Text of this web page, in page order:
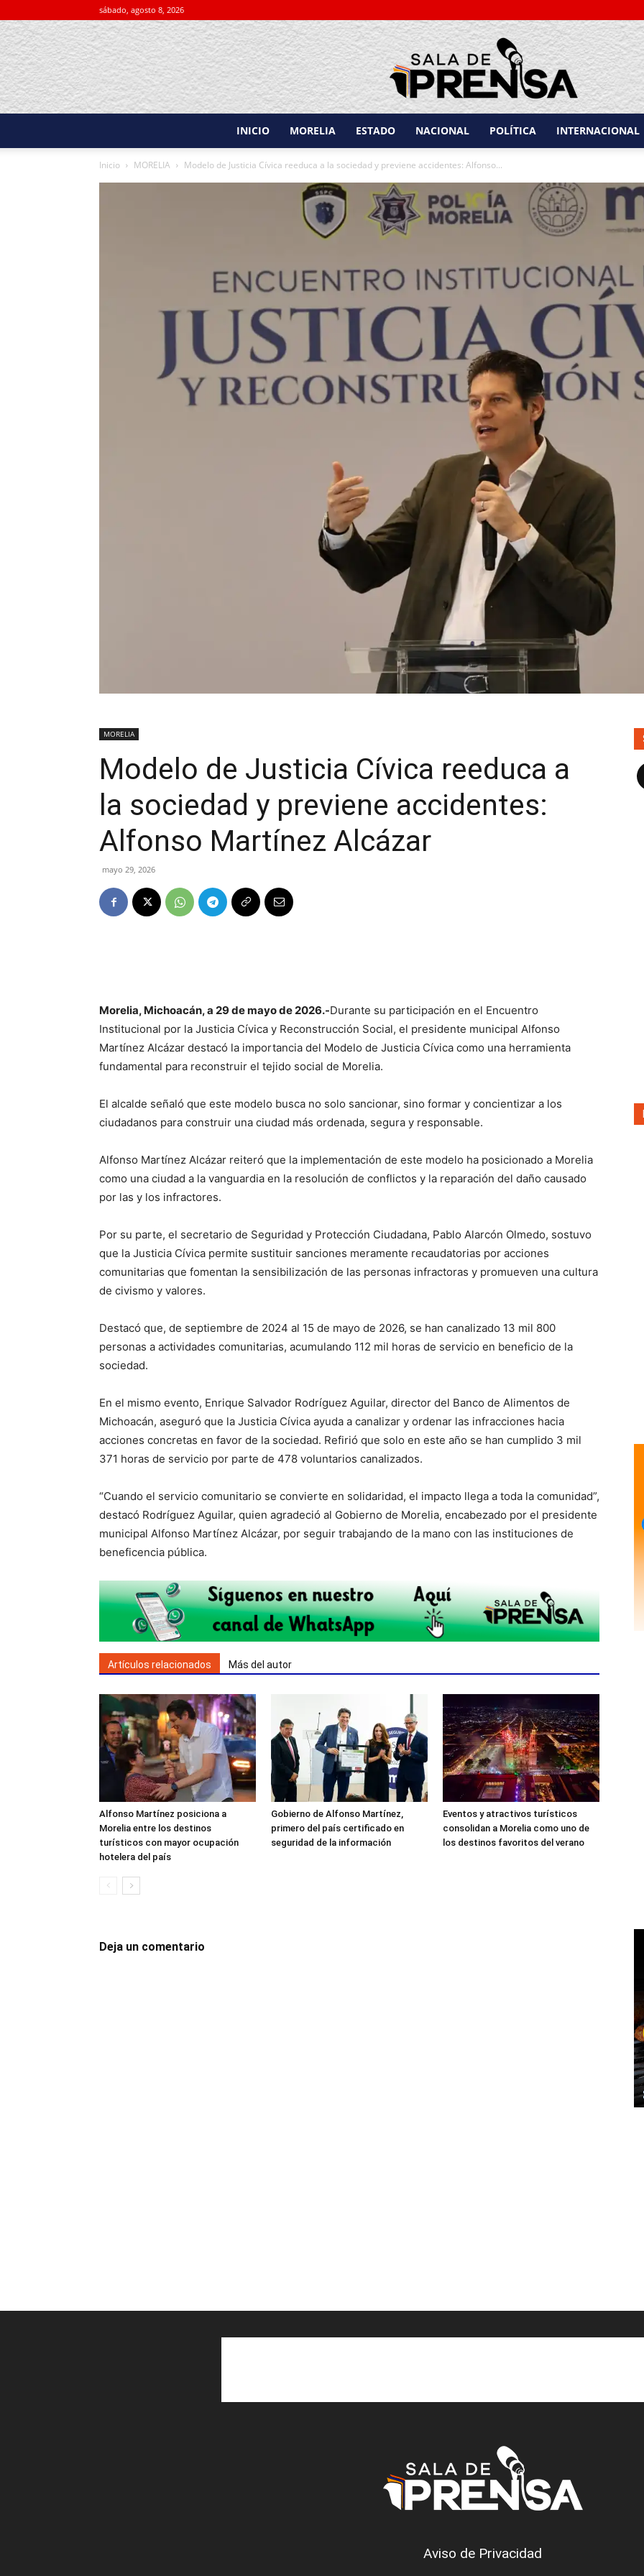
sábado, agosto 8, 2026
Prensa
Noticias
INICIO MORELIA ESTADO NACIONAL POLÍTICA INTERNACIONAL
Inicio MORELIA Modelo de Justicia Cívica reeduca a la sociedad y previene accidentes: Alfonso...
MORELIA
Modelo de Justicia Cívica reeduca a
la sociedad y previene accidentes:
Alfonso Martínez Alcázar
mayo 29, 2026
Morelia, Michoacán, a 29 de mayo de 2026.-Durante su participación en el Encuentro
Institucional por la Justicia Cívica y Reconstrucción Social, el presidente municipal Alfonso
Martínez Alcázar destacó la importancia del Modelo de Justicia Cívica como una herramienta
fundamental para reconstruir el tejido social de Morelia.
El alcalde señaló que este modelo busca no solo sancionar, sino formar y concientizar a los
ciudadanos para construir una ciudad más ordenada, segura y responsable.
Alfonso Martínez Alcázar reiteró que la implementación de este modelo ha posicionado a Morelia
como una ciudad a la vanguardia en la resolución de conflictos y la reparación del daño causado
por las y los infractores.
Por su parte, el secretario de Seguridad y Protección Ciudadana, Pablo Alarcón Olmedo, sostuvo
que la Justicia Cívica permite sustituir sanciones meramente recaudatorias por acciones
comunitarias que fomentan la sensibilización de las personas infractoras y promueven una cultura
de civismo y valores.
Destacó que, de septiembre de 2024 al 15 de mayo de 2026, se han canalizado 13 mil 800
personas a actividades comunitarias, acumulando 112 mil horas de servicio en beneficio de la
sociedad.
En el mismo evento, Enrique Salvador Rodríguez Aguilar, director del Banco de Alimentos de
Michoacán, aseguró que la Justicia Cívica ayuda a canalizar y ordenar las infracciones hacia
acciones concretas en favor de la sociedad. Refirió que solo en este año se han cumplido 3 mil
371 horas de servicio por parte de 478 voluntarios canalizados.
“Cuando el servicio comunitario se convierte en solidaridad, el impacto llega a toda la comunidad”,
destacó Rodríguez Aguilar, quien agradeció al Gobierno de Morelia, encabezado por el presidente
municipal Alfonso Martínez Alcázar, por seguir trabajando de la mano con las instituciones de
beneficencia pública.
Artículos relacionados Más del autor
Alfonso Martínez posiciona a
Morelia entre los destinos
turísticos con mayor ocupación
hotelera del país
Gobierno de Alfonso Martínez,
primero del país certificado en
seguridad de la información
Eventos y atractivos turísticos
consolidan a Morelia como uno de
los destinos favoritos del verano
Deja un comentario
Aviso de Privacidad